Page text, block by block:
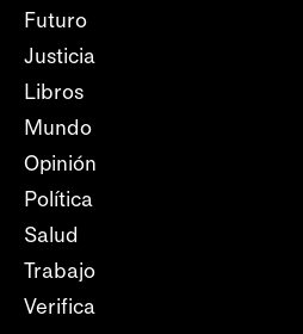
Futuro
Justicia
Libros
Mundo
Opinión
Política
Salud
Trabajo
Verifica